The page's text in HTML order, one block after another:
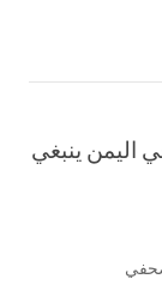
اليمن ينبغي